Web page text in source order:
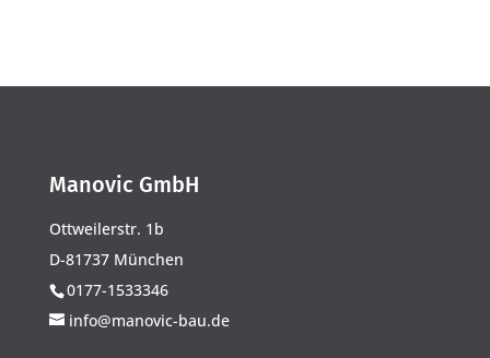
Manovic GmbH
Ottweilerstr. 1b
D-81737 München
0177-1533346
info@manovic-bau.de